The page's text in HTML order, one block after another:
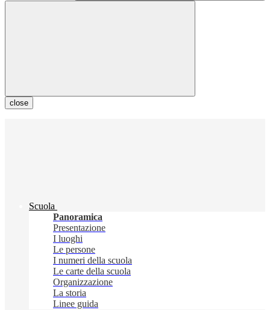
close
Scuola
Panoramica
Presentazione
I luoghi
Le persone
I numeri della scuola
Le carte della scuola
Organizzazione
La storia
Linee guida